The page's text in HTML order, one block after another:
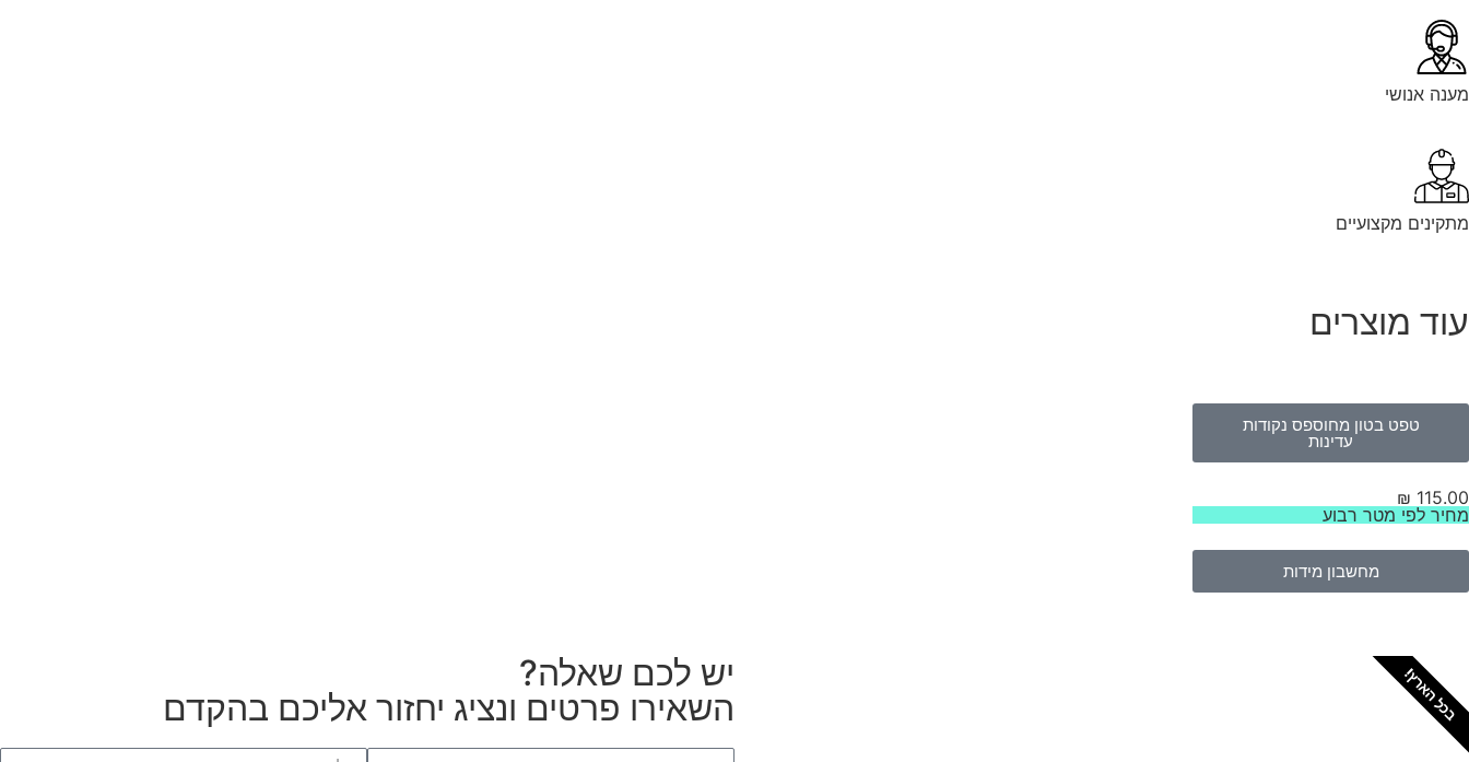
מענה אנושי
מתקינים מקצועיים
עוד מוצרים
טפט בטון מחוספס נקודות
עדינות
115.00
₪
מחיר לפי מטר רבוע
מחשבון מידות
בכל הארץ!
יש לכם שאלה?
השאירו פרטים ונציג יחזור אליכם בהקדם